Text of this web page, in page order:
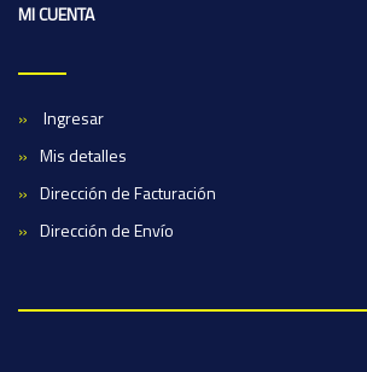
MI CUENTA
Ingresar
Mis detalles
Dirección de Facturación
Dirección de Envío